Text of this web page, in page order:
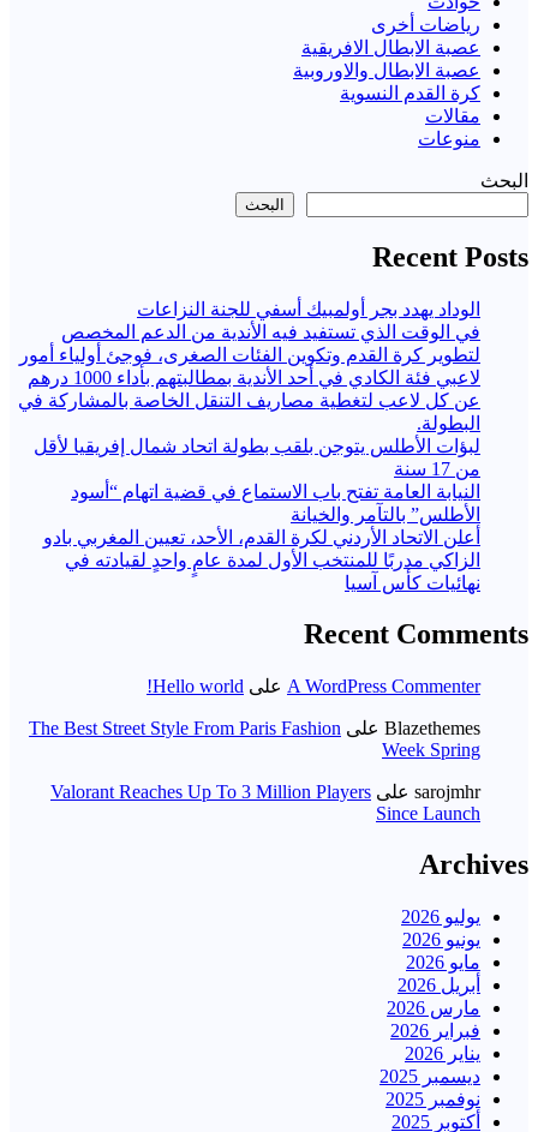
رياضات أخرى
عصبة الابطال الافريقية
عصبة الابطال والاوروبية
كرة القدم النسوية
مقالات
منوعات
البحث
البحث
Recent Posts
الوداد يهدد بجر أولمبيك أسفي للجنة النزاعات
في الوقت الذي تستفيد فيه الأندية من الدعم المخصص
لتطوير كرة القدم وتكوين الفئات الصغرى، فوجئ أولياء أمور
لاعبي فئة الكادي في أحد الأندية بمطالبتهم بأداء 1000 درهم
عن كل لاعب لتغطية مصاريف التنقل الخاصة بالمشاركة في
البطولة.
لبؤات الأطلس يتوجن بلقب بطولة اتحاد شمال إفريقيا لأقل
من 17 سنة
النيابة العامة تفتح باب الاستماع في قضية اتهام “أسود
الأطلس” بالتآمر والخيانة
أعلن الاتحاد الأردني لكرة القدم، الأحد، تعيين المغربي بادو
الزاكي مدربًا للمنتخب الأول لمدة عامٍ واحدٍ لقيادته ​في
نهائيات كأس آسيا
Recent Comments
A WordPress Commenter على Hello world!
Blazethemes على The Best Street Style From Paris Fashion
Week Spring
sarojmhr على Valorant Reaches Up To 3 Million Players
Since Launch
Archives
يوليو 2026
يونيو 2026
مايو 2026
أبريل 2026
مارس 2026
فبراير 2026
يناير 2026
ديسمبر 2025
نوفمبر 2025
أكتوبر 2025